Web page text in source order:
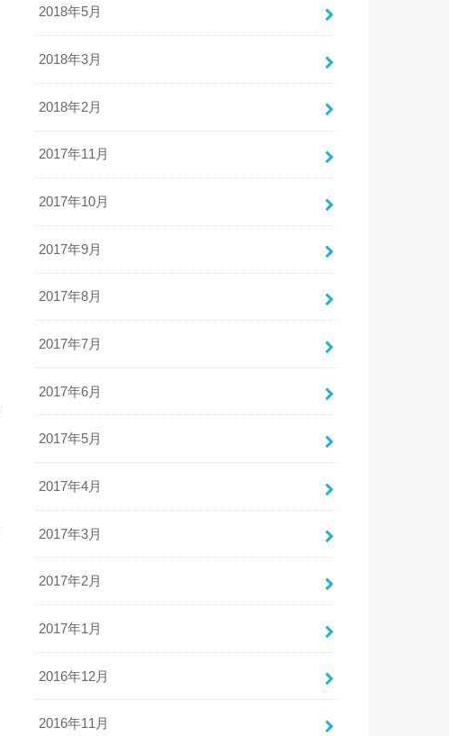
2018年5月
2018年3月
2018年2月
2017年11月
2017年10月
2017年9月
2017年8月
2017年7月
2017年6月
2017年5月
2017年4月
2017年3月
2017年2月
2017年1月
2016年12月
2016年11月